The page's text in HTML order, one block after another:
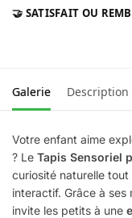
🤝 SATISFAIT OU
Galerie Description
Votre enfant aime
? Le Tapis Sensoriel
curiosité naturelle
interactif. Grâce à
invite les petits à une